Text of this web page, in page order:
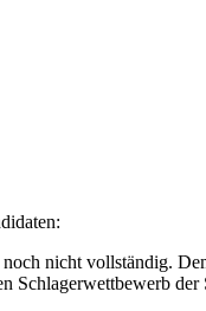
nicht vollständig.
Schlagerwettbewerb